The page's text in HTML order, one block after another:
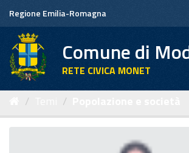
contenuto
Regione Emilia-Romagna
Comune di
RETE CIVICA MONET